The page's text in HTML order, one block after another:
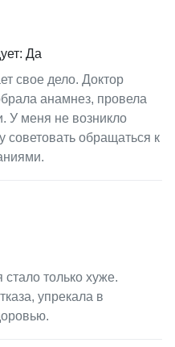
Да
свое дело. Доктор
анамнез, провела
У меня не возникло
советовать обращаться к
только хуже.
упрекала в